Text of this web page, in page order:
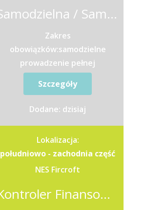
Samodzielna / Samodzielny księgowy z językiem angielskim
Zakres
obowiązków:samodzielne
prowadzenie pełnej
księgowości dla klientów
firmy;nadzór nad
wprowadzaniem dokumentów
do systemu finansowo-
Szczegóły
Dodane: dzisiaj
Lokalizacja:
południowo - zachodnia część
NES Fircroft
Kontroler Finansowy / Kontrolerka Finansowa Fabryki